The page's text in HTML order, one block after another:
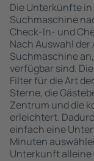
Die Unterkünfte in
Suchmaschine
Check-In- und
Nach Auswahl der
Suchmaschine
verfügbar sind.
Filter für die Art
Sterne, die
Zentrum und die
erleichtert.
einfach eine
Minuten
Unterkunft alleine